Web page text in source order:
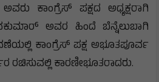
ಕಾಂಗ್ರೆಸ್ ಪಕ್ಷದ ಅಧ್ಯಕ್ಷರಾಗಿ
ಅವರ ಹಿಂದೆ ಬೆನ್ನೆಲುಬಾಗಿ
ಕಾಂಗ್ರೆಸ್ ಪಕ್ಷ ಅಭೂತಪೂರ್ವ
ಕಾರಣೀಭೂತರಾದರು.